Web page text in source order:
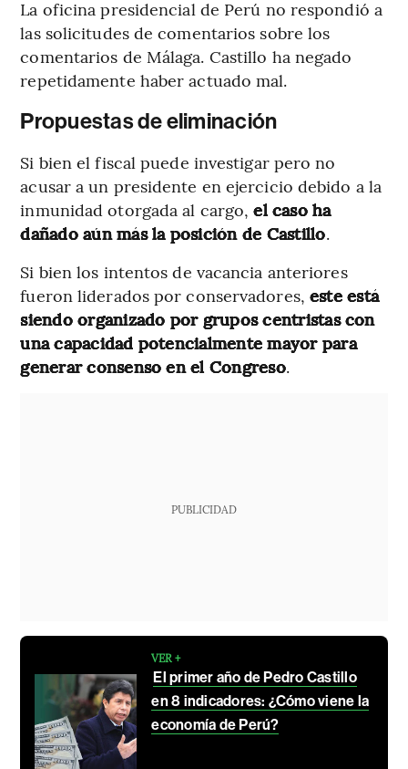
La oficina presidencial de Perú no respondió a
las solicitudes de comentarios sobre los
comentarios de Málaga. Castillo ha negado
repetidamente haber actuado mal.
Propuestas de eliminación
Si bien el fiscal puede investigar pero no
acusar a un presidente en ejercicio debido a la
inmunidad otorgada al cargo,el caso ha
dañado aún más la posición de Castillo.
Si bien los intentos de vacancia anteriores
fueron liderados por conservadores, este está
siendo organizado por grupos centristas con
una capacidad potencialmente mayor para
generar consenso en el Congreso.
PUBLICIDAD
VER +
El primer año de Pedro Castillo
en 8 indicadores: ¿Cómo viene la
economía de Perú?